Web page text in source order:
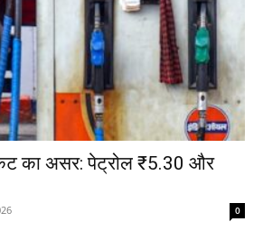
का असर: पेट्रोल ₹5.30 और
0